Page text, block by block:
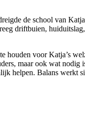
de school van
driftbuien,
houden voor Katja’s
maar ook wat nodig
helpen. Balans werkt